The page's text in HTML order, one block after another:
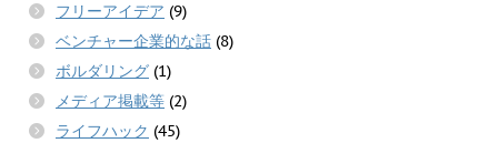
フリーアイデア (9)
ベンチャー企業的な話 (8)
ボルダリング (1)
メディア掲載等 (2)
ライフハック (45)